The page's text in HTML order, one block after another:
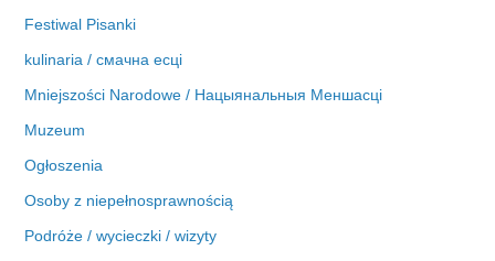
Festiwal Pisanki
kulinaria / смачна есці
Mniejszości Narodowe / Нацыянальныя Меншасці
Muzeum
Ogłoszenia
Osoby z niepełnosprawnością
Podróże / wycieczki / wizyty